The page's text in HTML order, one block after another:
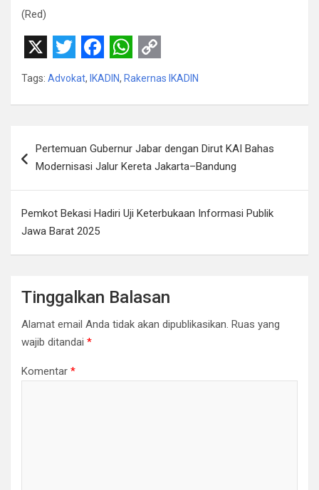
(Red)
X
T
t
t
e
r
F
a
e
b
o
o
k
W
h
s
A
p
C
y
L
i
n
Tags: Advokat, IKADIN, Rakernas IKADIN
posPertemuan Gubernur Jabar dengan Dirut KAI Bahas
Modernisasi Jalur Kereta Jakarta–Bandung
Pemkot Bekasi Hadiri Uji Keterbukaan Informasi Publik
Jawa Barat 2025
Tinggalkan Balasan
Alamat email Anda tidak akan dipublikasikan. Ruas yang
wajib ditandai *
Komentar *